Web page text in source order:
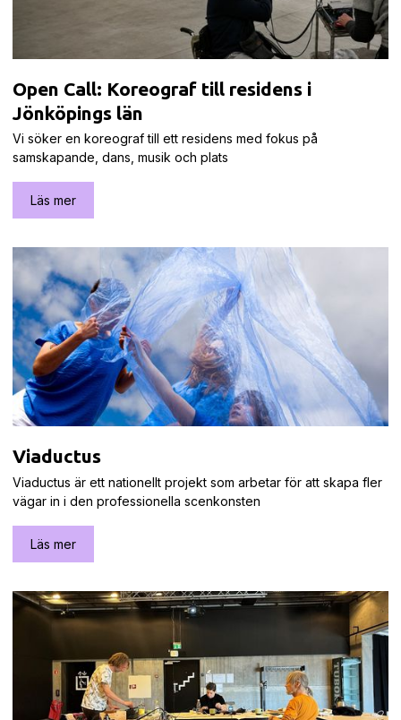
Open Call: Koreograf till residens i
Jönköpings län
Vi söker en koreograf till ett residens med fokus på
samskapande, dans, musik och plats
Läs mer
Viaductus
Viaductus är ett nationellt projekt som arbetar för att skapa fler
vägar in i den professionella scenkonsten
Läs mer